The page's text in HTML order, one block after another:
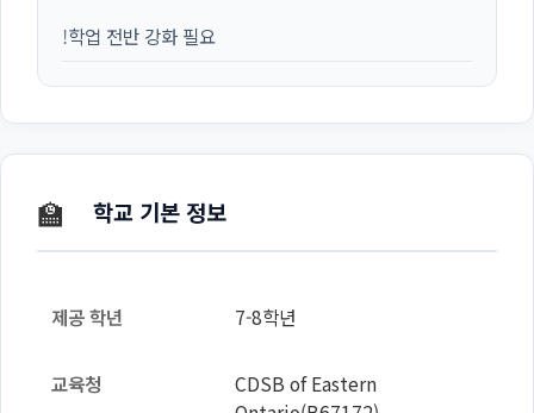
!학업 전반 강화 필요
🏫 학교 기본 정보
제공 학년 7-8학년
교육청
CDSB of Eastern